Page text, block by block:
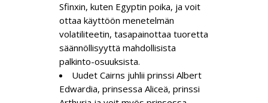
Sfinxin, kuten Egyptin poika, ja voit
ottaa käyttöön menetelmän
volatiliteetin, tasapainottaa tuoretta
säännöllisyyttä mahdollisista
palkinto-osuuksista.
Uudet Cairns juhlii prinssi Albert
Edwardia, prinsessa Aliceä, prinssi